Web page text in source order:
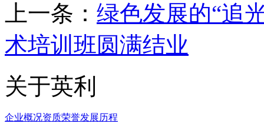
上一条： 绿色发展的“追
术培训班圆满结业
关于英利
企业概况资质荣誉发展历程